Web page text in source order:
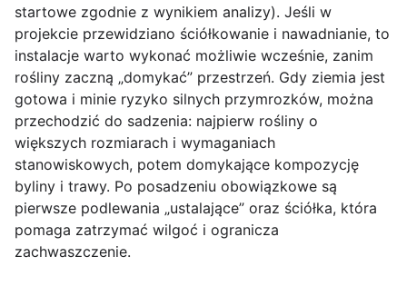
startowe zgodnie z wynikiem analizy). Jeśli w
projekcie przewidziano ściółkowanie i nawadnianie, to
instalacje warto wykonać możliwie wcześnie, zanim
rośliny zaczną „domykać” przestrzeń. Gdy ziemia jest
gotowa i minie ryzyko silnych przymrozków, można
przechodzić do sadzenia: najpierw rośliny o
większych rozmiarach i wymaganiach
stanowiskowych, potem domykające kompozycję
byliny i trawy. Po posadzeniu obowiązkowe są
pierwsze podlewania „ustalające” oraz ściółka, która
pomaga zatrzymać wilgoć i ogranicza
zachwaszczenie.